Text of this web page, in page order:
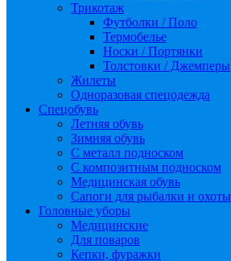
Трикотаж
Футболки / Поло
Термобелье
Носки / Портянки
Толстовки / Джемперы
Жилеты
Одноразовая спецодежда
Спецобувь
Летняя обувь
Зимняя обувь
С металл подноском
С композитным подноском
Медицинская обувь
Сапоги для рыбалки и охоты
Головные уборы
Медицинские
Для поваров
Кепки, фуражки